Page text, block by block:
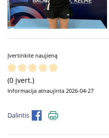
Įvertinkite naujieną
(0 įvert.)
Informacija atnaujinta 2026-04-27
Dalintis